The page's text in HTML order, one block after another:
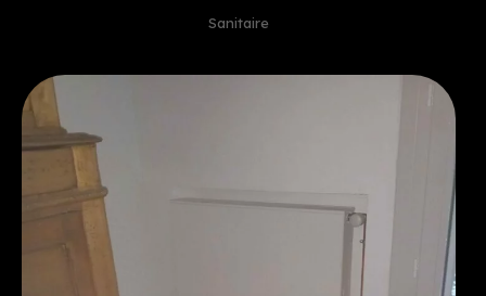
Sanitaire